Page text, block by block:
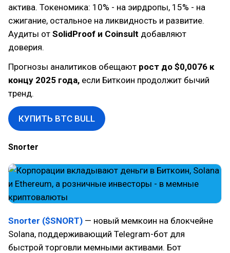
актива. Токеномика: 10% - на эирдропы, 15% - на
сжигание, остальное на ликвидность и развитие.
Аудиты от SolidProof и Coinsult добавляют
доверия.
Прогнозы аналитиков обещают рост до $0,0076 к
концу 2025 года, если Биткоин продолжит бычий
тренд.
КУПИТЬ BTC BULL
Snorter
Snorter ($SNORT) — новый мемкоин на блокчейне
Solana, поддерживающий Telegram-бот для
быстрой торговли мемными активами. Бот